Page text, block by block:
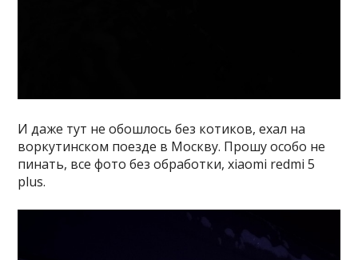
И даже тут не обошлось без котиков, ехал на
воркутинском поезде в Москву. Прошу особо не
пинать, все фото без обработки, xiaomi redmi 5
plus.